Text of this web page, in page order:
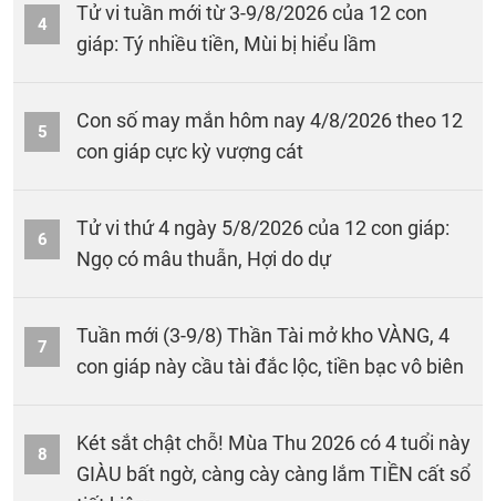
4
Tử vi tuần mới từ 3-9/8/2026 của 12 con
giáp: Tý nhiều tiền, Mùi bị hiểu lầm
5
Con số may mắn hôm nay 4/8/2026 theo 12
con giáp cực kỳ vượng cát
6
Tử vi thứ 4 ngày 5/8/2026 của 12 con giáp:
Ngọ có mâu thuẫn, Hợi do dự
7
Tuần mới (3-9/8) Thần Tài mở kho VÀNG, 4
con giáp này cầu tài đắc lộc, tiền bạc vô biên
8
Két sắt chật chỗ! Mùa Thu 2026 có 4 tuổi này
GIÀU bất ngờ, càng cày càng lắm TIỀN cất sổ